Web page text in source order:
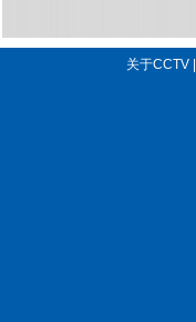
关于CCTV